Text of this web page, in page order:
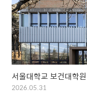
서울대학교 보건대학
2026.05.31